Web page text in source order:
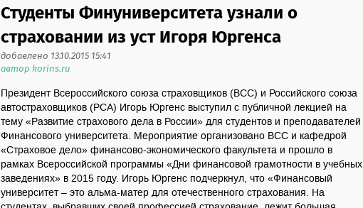
Студенты Финуниверситета узнали о
страховании из уст Игоря Юргенса
добавлено 13.10.2015 15:41
автор korins.ru
Президент Всероссийского союза страховщиков (ВСС) и Российского союза
автостраховщиков (РСА) Игорь Юргенс выступил с публичной лекцией на
тему «Развитие страхового дела в России» для студентов и преподавателей
Финансового университета. Мероприятие организовано ВСС и кафедрой
«Страховое дело» финансово-экономического факультета и прошло в
рамках Всероссийской программы «Дни финансовой грамотности в учебных
заведениях» в 2015 году. Игорь Юргенс подчеркнул, что «Финансовый
университет – это альма-матер для отечественного страхования. На